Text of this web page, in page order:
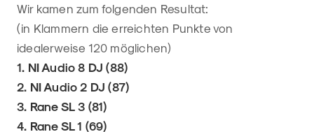
Wir kamen zum folgenden Resultat:
(in Klammern die erreichten Punkte von
idealerweise 120 möglichen)
1. NI Audio 8 DJ (88)
2. NI Audio 2 DJ (87)
3. Rane SL 3 (81)
4. Rane SL 1 (69)